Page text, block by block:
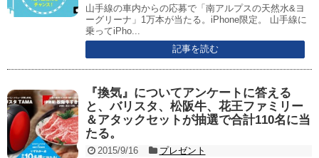
山手線の車内からの応募で「南アルプスの天然水&ヨ
ーグリーナ」1万本が当たる。iPhone限定。 山手線に
乗ってiPho...
記事を読む
『換気』についてアンケートに答える
と、バリスタ、松阪牛、花王ファミリー
＆アタックセットが抽選で合計110名に当
たる。
2015/9/16
プレゼント